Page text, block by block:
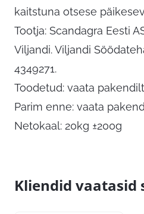
kaitstuna otsese
Tootja: Scandagra Eesti
Viljandi. Viljandi
4349271.
Toodetud: vaata pakendilt
Parim enne: vaata
Netokaal: 20kg ±200g
Kliendid vaatasid